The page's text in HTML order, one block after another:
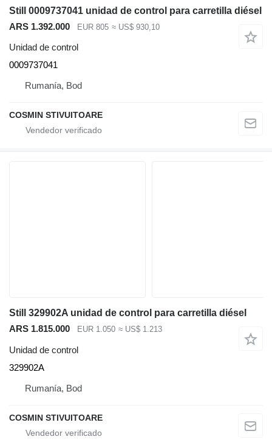
Still 0009737041 unidad de control para carretilla diésel
ARS 1.392.000
EUR 805 ≈ US$ 930,10
Unidad de control
0009737041
Rumanía, Bod
COSMIN STIVUITOARE
Still 329902A unidad de control para carretilla diésel
ARS 1.815.000
EUR 1.050 ≈ US$ 1.213
Unidad de control
329902A
Rumanía, Bod
COSMIN STIVUITOARE